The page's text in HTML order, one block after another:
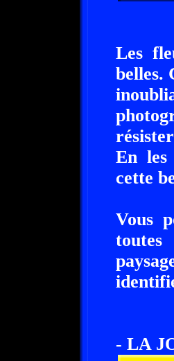
Les
belles.
En les
cette
Vous
toutes
- LA